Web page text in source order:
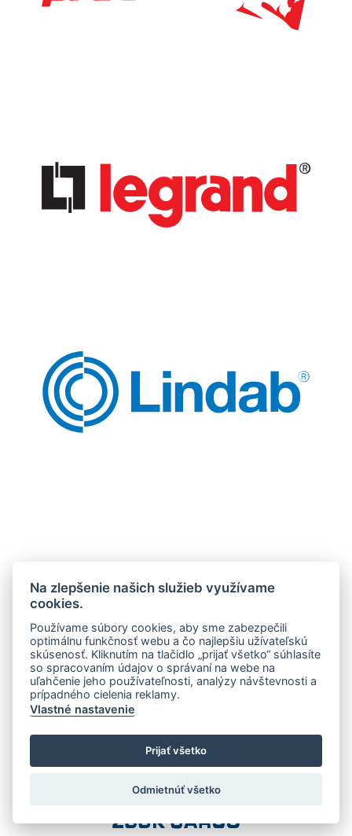
Na zlepšenie našich služieb využívame
cookies.
Používame súbory cookies, aby sme zabezpečili
optimálnu funkčnosť webu a čo najlepšiu užívateľskú
skúsenosť. Kliknutím na tlačidlo „prijať všetko“ súhlasíte
so spracovaním údajov o správaní na webe na
uľahčenie jeho používateľnosti, analýzy návštevnosti a
prípadného cielenia reklamy.
Vlastné nastavenie
Prijať všetko
Odmietnúť všetko